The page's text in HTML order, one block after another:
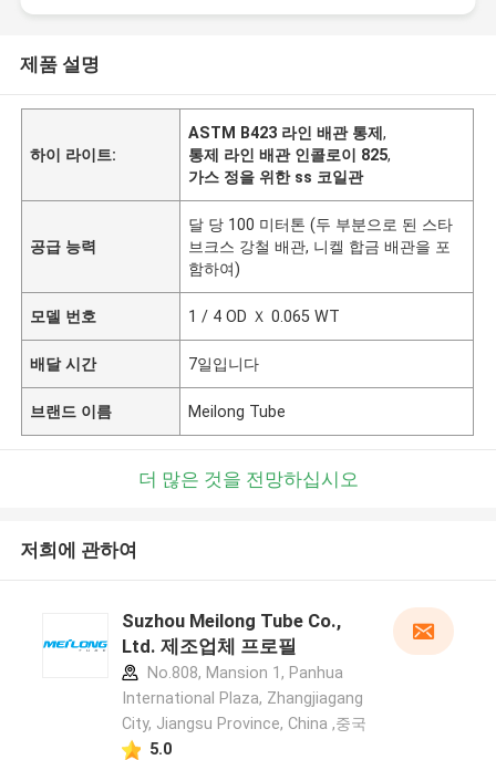
제품 설명
하이 라이트:
ASTM B423 라인 배관 통제,
통제 라인 배관 인콜로이 825,
가스 정을 위한 ss 코일관
공급 능력
달 당 100 미터톤 (두 부분으로 된 스타
브크스 강철 배관, 니켈 합금 배관을 포
함하여)
모델 번호 1 / 4 OD Ｘ 0.065 WT
배달 시간 7일입니다
브랜드 이름 Meilong Tube
더 많은 것을 전망하십시오
저희에 관하여
Suzhou Meilong Tube Co.,
Ltd. 제조업체 프로필
No.808, Mansion 1, Panhua
International Plaza, Zhangjiagang
City, Jiangsu Province, China ,중국
5.0